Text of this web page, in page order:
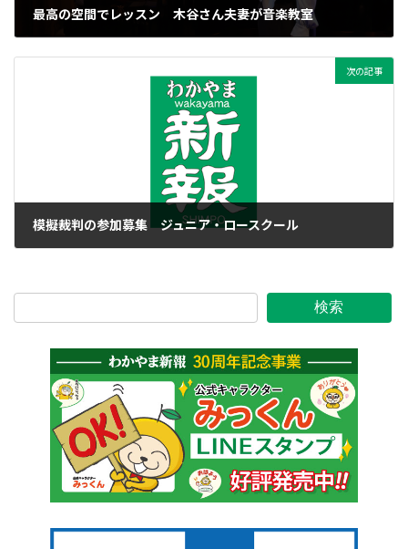
最高の空間でレッスン 木谷さん夫妻が音楽教室
次の記事
模擬裁判の参加募集 ジュニア・ロースクール
検索